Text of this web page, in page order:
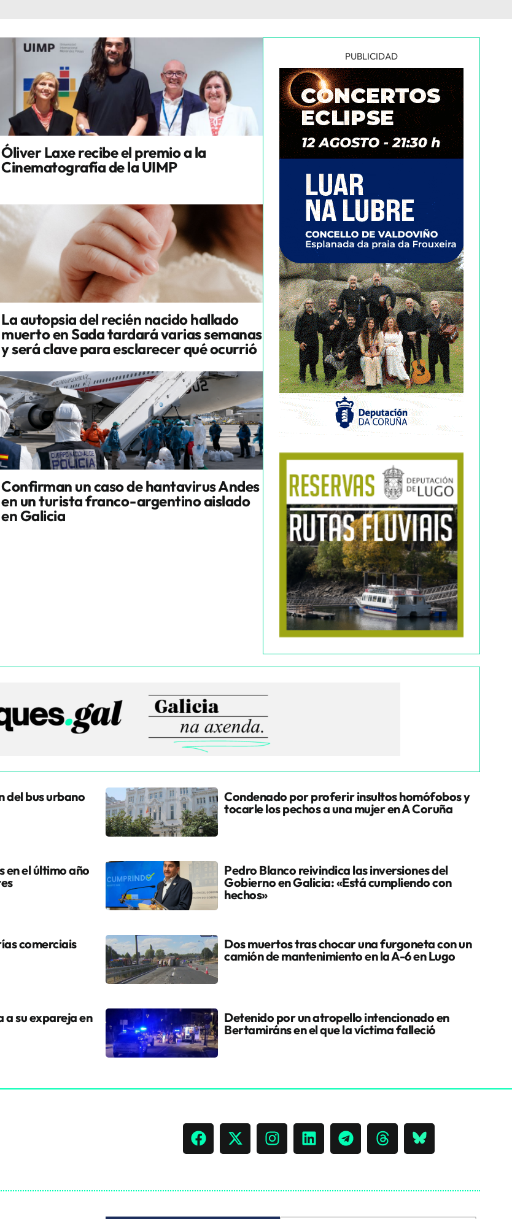
Óliver Laxe recibe el premio a la
Cinematografía de la UIMP
La autopsia del recién nacido hallado
muerto en Sada tardará varias semanas
y será clave para esclarecer qué ocurrió
Confirman un caso de hantavirus Andes
en un turista franco-argentino aislado
en Galicia
PUBLICIDAD
del bus urbano
Condenado por proferir insultos homófobos y
tocarle los pechos a una mujer en A Coruña
en el último año
Pedro Blanco reivindica las inversiones del
Gobierno en Galicia: «Está cumpliendo con
hechos»
comerciais
Dos muertos tras chocar una furgoneta con un
camión de mantenimiento en la A-6 en Lugo
su expareja en
Detenido por un atropello intencionado en
Bertamiráns en el que la víctima falleció